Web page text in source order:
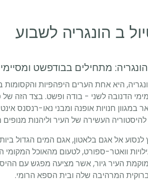
ב הונגריה לשבוע
מתחילים בבודפשט
היא אחת הערים היפהפיות והקסומות
הדנובה לשני - בודה ופשט. בצד הזה
חנויות אופנה ומבני נאו-רנסנס
להיסטוריה העשירה של העיר וליהנות
אל אגם בלאטון, אגם המים הגדול
וואטר-ספורט, לטעום מהאוכל
העיר גיור, אשר מציעה מפגש עם
המרהיבה שלה ובית הספא הרומי.